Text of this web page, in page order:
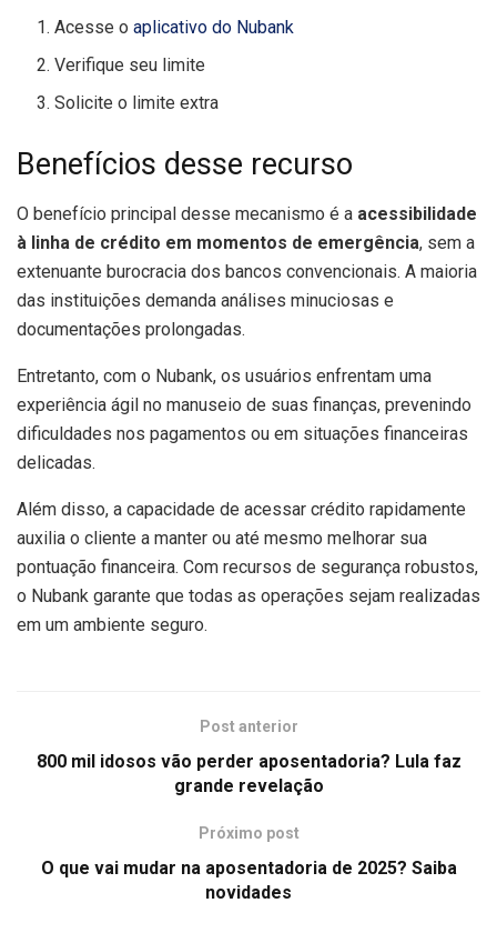
Acesse oaplicativo do Nubank
Verifique seu limite
Solicite o limite extra
Benefícios desse recurso
O benefício principal desse mecanismo é a acessibilidade
à linha de crédito em momentos de emergência, sem a
extenuante burocracia dos bancos convencionais. A maioria
das instituições demanda análises minuciosas e
documentações prolongadas.
Entretanto, com o Nubank, os usuários enfrentam uma
experiência ágil no manuseio de suas finanças, prevenindo
dificuldades nos pagamentos ou em situações financeiras
delicadas.
Além disso, a capacidade de acessar crédito rapidamente
auxilia o cliente a manter ou até mesmo melhorar sua
pontuação financeira. Com recursos de segurança robustos,
o Nubank garante que todas as operações sejam realizadas
em um ambiente seguro.
Post anterior
800 mil idosos vão perder aposentadoria? Lula faz
grande revelação
Próximo post
O que vai mudar na aposentadoria de 2025? Saiba
novidades